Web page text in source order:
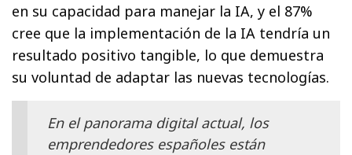
en su capacidad para manejar la IA, y el 87%
cree que la implementación de la IA tendría un
resultado positivo tangible, lo que demuestra
su voluntad de adaptar las nuevas tecnologías.
En el panorama digital actual, los
emprendedores españoles están